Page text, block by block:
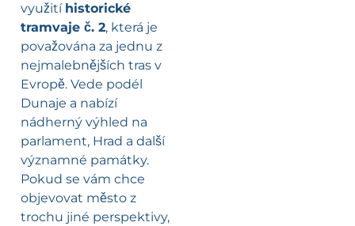
využití historické
tramvaje č. 2, která je
považována za jednu z
nejmalebnějších tras v
Evropě. Vede podél
Dunaje a nabízí
nádherný výhled na
parlament, Hrad a další
významné památky.
Pokud se vám chce
objevovat město z
trochu jiné perspektivy,